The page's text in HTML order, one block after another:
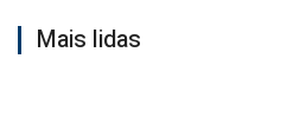
Mais lidas